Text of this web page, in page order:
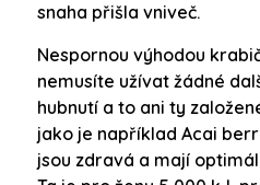
snaha přišla vniveč.
Nespornou výhodou
nemusíte užívat žádné
hubnutí a to ani ty
jako je například Acai
jsou zdravá a mají